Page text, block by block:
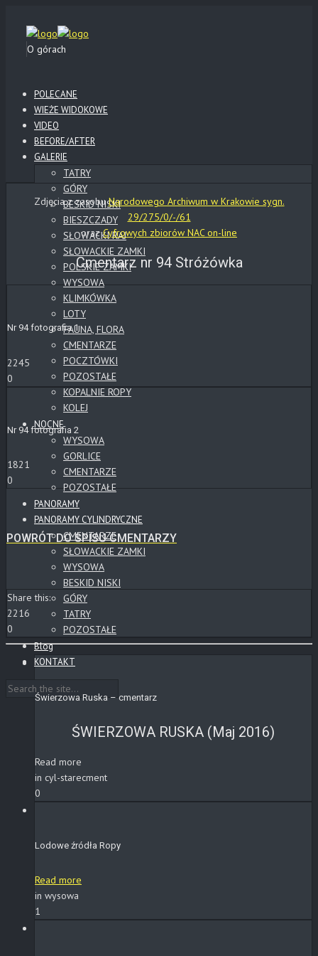
O górach
POLECANE
WIEŻE WIDOKOWE
VIDEO
BEFORE/AFTER
GALERIE
TATRY
GÓRY
BESKID NISKI
BIESZCZADY
SŁOWACKI RAJ
SŁOWACKIE ZAMKI
POLSKIE ZAMKI
WYSOWA
KLIMKÓWKA
LOTY
FAUNA, FLORA
CMENTARZE
POCZTÓWKI
POZOSTAŁE
KOPALNIE ROPY
KOLEJ
NOCNE
WYSOWA
GORLICE
CMENTARZE
POZOSTAŁE
PANORAMY
PANORAMY CYLINDRYCZNE
CMENTARZE
SŁOWACKIE ZAMKI
WYSOWA
BESKID NISKI
GÓRY
TATRY
POZOSTAŁE
Blog
KONTAKT
Zdjęcia z zasobuNarodowego Archiwum w Krakowie sygn.
29/275/0/-/61
orazCyfrowych zbiorów NAC on-line
Cmentarz nr 94 Stróżówka
Nr 94 fotografia 1
2245
0
Nr 94 fotografia 2
1821
0
POWRÓT DO SPISU CMENTARZY
Share this:
2216
0
Świerzowa Ruska – cmentarz
ŚWIERZOWA RUSKA (Maj 2016)
Read more
in cyl-starecment
0
Lodowe źródła Ropy
Read more
in wysowa
1